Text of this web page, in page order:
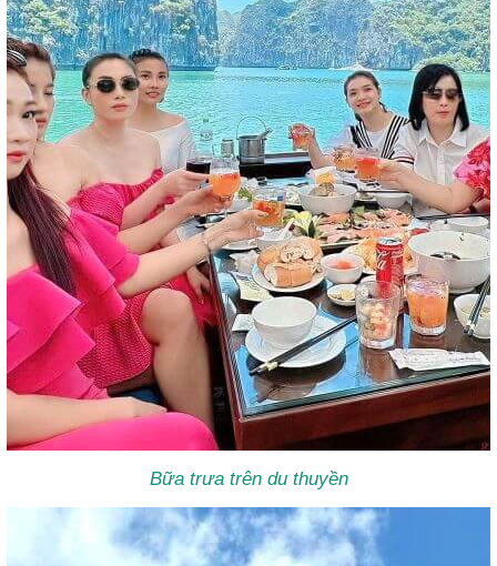
Bữa trưa trên du thuyền